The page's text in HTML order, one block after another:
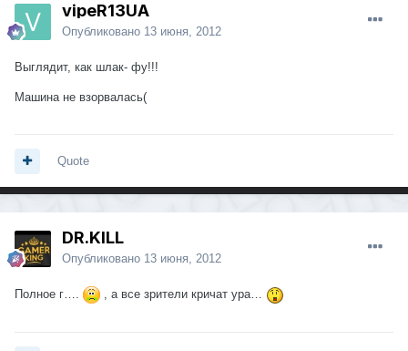
vipeR13UA
Опубликовано 13 июня, 2012
Выглядит, как шлак- фу!!!
Машина не взорвалась(
Quote
DR.KILL
Опубликовано 13 июня, 2012
Полное г…. , а все зрители кричат ура…